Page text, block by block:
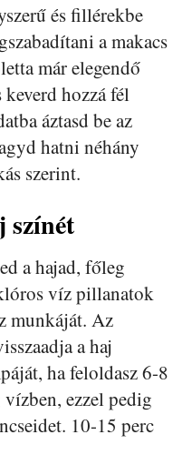
és fillérekbe
a makacs
már elegendő
keverd hozzá fél
áztasd be az
hatni néhány
szerint.
színét
a hajad, főleg
víz pillanatok
munkáját. Az
a haj
ha feloldasz 6-8
vízben, ezzel pedig
10-15 perc